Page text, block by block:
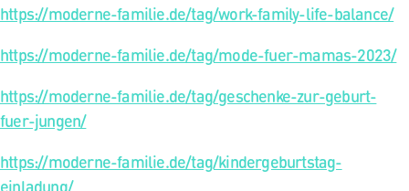
https://moderne-familie.de/tag/work-family-life-balance/
https://moderne-familie.de/tag/mode-fuer-mamas-2023/
https://moderne-familie.de/tag/geschenke-zur-geburt-
fuer-jungen/
https://moderne-familie.de/tag/kindergeburtstag-
einladung/